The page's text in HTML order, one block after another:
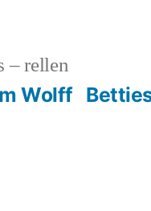
– rellen
Wolff